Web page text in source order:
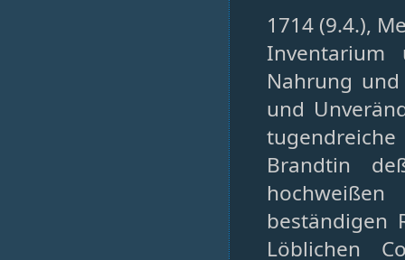
1714 (9.4.),
Inventarium
Nahrung
und
Brandtin
beständigen
Löblichen